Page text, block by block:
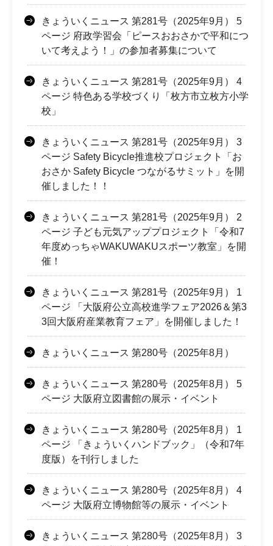
きょういくニュース 第281号（2025年9月） 5
ページ 府政学習会「ピースおおさかで平和につ
いて考えよう！」の参加者募集について
きょういくニュース 第281号（2025年9月） 4
ページ 特色ある学校づくり「枚方市立枚方小学
校」
きょういくニュース 第281号（2025年9月） 3
ページ Safety Bicycle推進校プロジェクト「お
おさか Safety Bicycle つながるサミット」を開
催しました！！
きょういくニュース 第281号（2025年9月） 2
ページ 子ども元気アッププロジェクト「令和7
年度めっちゃWAKUWAKUスポーツ教室」を開
催！
きょういくニュース 第281号（2025年9月） 1
ページ 「大阪府公立高校進学フェア2026＆第3
3回大阪府産業教育フェア」を開催しました！
きょういくニュース 第280号（2025年8月）
きょういくニュース 第280号（2025年8月） 5
ページ 大阪府立図書館の展示・イベント
きょういくニュース 第280号（2025年8月） 1
ページ 「きょういくハンドブック」（令和7年
度版）を刊行しました
きょういくニュース 第280号（2025年8月） 4
ページ 大阪府立博物館等の展示・イベント
きょういくニュース 第280号（2025年8月） 3